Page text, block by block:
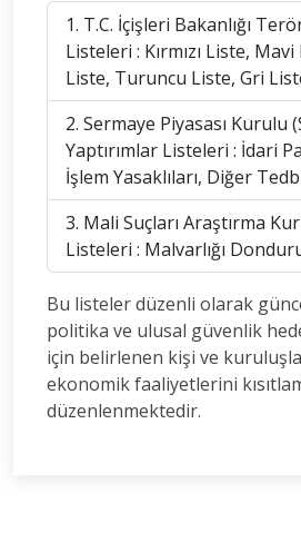
1. T.C. İçişleri Bakanlığı
Listeleri : Kırmızı Liste,
Liste, Turuncu Liste, Gri
2. Sermaye Piyasası Kurulu
Yaptırımlar Listeleri : İdari
İşlem Yasaklıları, Diğer
3. Mali Suçları Araştırma
Listeleri : Malvarlığı
Bu listeler düzenli olarak
politika ve ulusal güvenlik
için belirlenen kişi ve
ekonomik faaliyetlerini
düzenlenmektedir.